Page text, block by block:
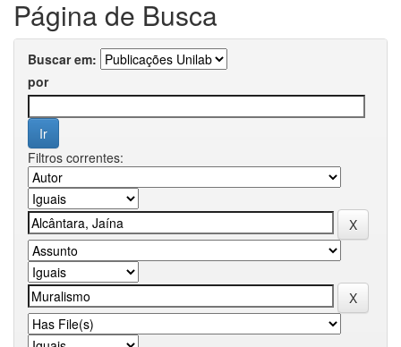
Página de Busca
Buscar em:
por
Filtros correntes: